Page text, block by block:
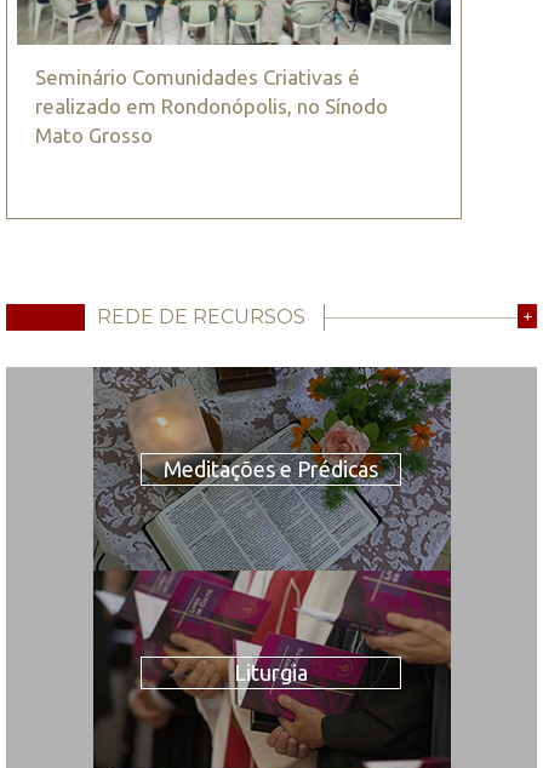
Seminário Comunidades Criativas é
realizado em Rondonópolis, no Sínodo
Mato Grosso
REDE DE RECURSOS +
Meditações e Prédicas
Liturgia